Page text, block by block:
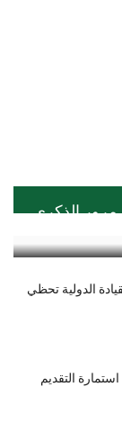
مرور الذكري...
الدولية تحظي
التقديم